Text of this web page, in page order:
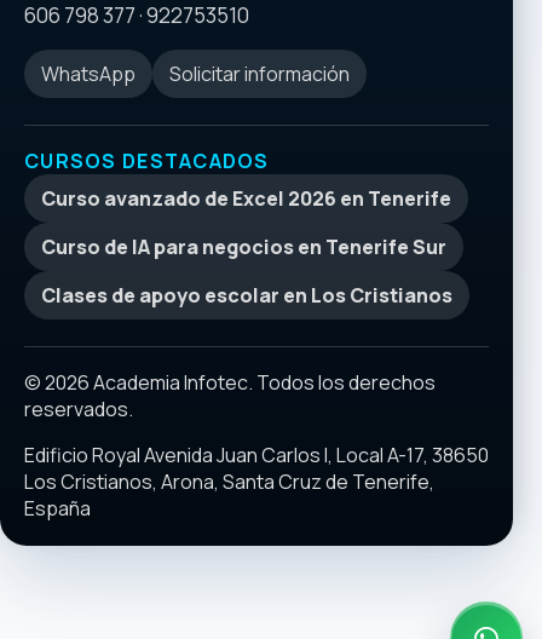
606 798 377·922753510
WhatsApp Solicitar información
CURSOS DESTACADOS
Curso avanzado de Excel 2026 en Tenerife
Curso de IA para negocios en Tenerife Sur
Clases de apoyo escolar en Los Cristianos
© 2026 Academia Infotec. Todos los derechos
reservados.
Edificio Royal Avenida Juan Carlos I, Local A-17, 38650
Los Cristianos, Arona, Santa Cruz de Tenerife,
España